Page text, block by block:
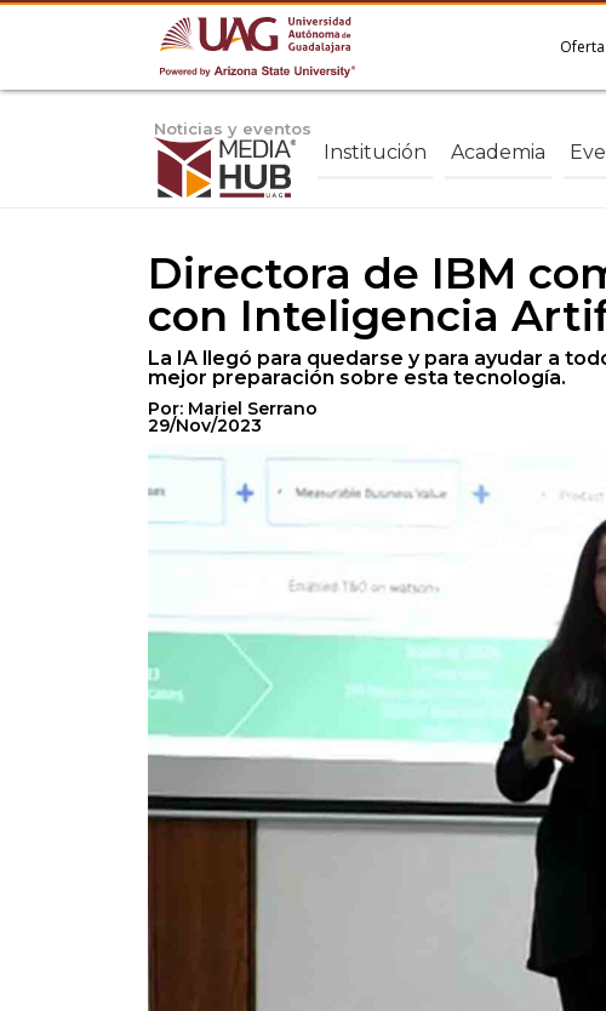
Noticias y eventos
Institución Academia
Directora de IBM
con Inteligencia
La IA llegó para quedarse y para ayudar a
mejor preparación sobre esta tecnología.
Por: Mariel Serrano
29/Nov/2023